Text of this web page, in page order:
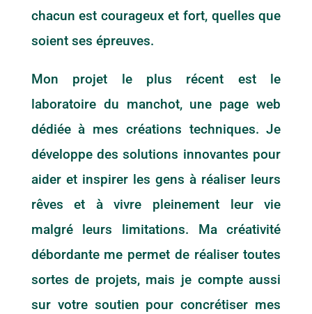
chacun est courageux et fort, quelles que
soient ses épreuves.
Mon projet le plus récent est le
laboratoire du manchot, une page web
dédiée à mes créations techniques. Je
développe des solutions innovantes pour
aider et inspirer les gens à réaliser leurs
rêves et à vivre pleinement leur vie
malgré leurs limitations. Ma créativité
débordante me permet de réaliser toutes
sortes de projets, mais je compte aussi
sur votre soutien pour concrétiser mes